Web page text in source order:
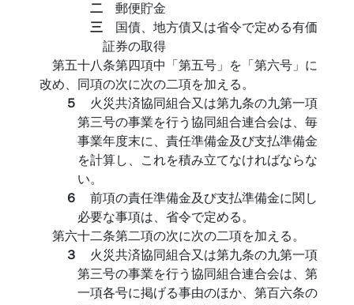
二 郵便貯金
三 国債、地方債又は省令で定める有価
証券の取得
第五十八条第四項中「第五号」を「第六号」に
改め、同項の次に次の二項を加える。
５ 火災共済協同組合又は第九条の九第一項
第三号の事業を行う協同組合連合会は、毎
事業年度末に、責任準備金及び支払準備金
を計算し、これを積み立てなければならな
い。
６ 前項の責任準備金及び支払準備金に関し
必要な事項は、省令で定める。
第六十二条第二項の次に次の二項を加える。
３ 火災共済協同組合又は第九条の九第一項
第三号の事業を行う協同組合連合会は、第
一項各号に掲げる事由のほか、第百六条の